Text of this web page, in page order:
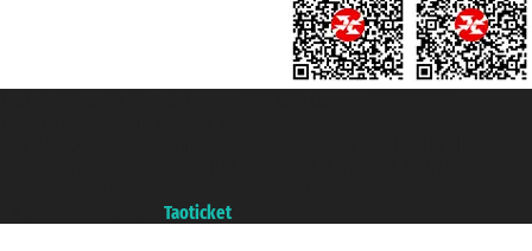
Taoticket